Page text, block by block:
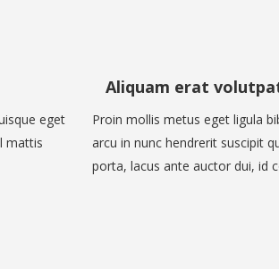
eget
mattis
Aliquam erat
Proin mollis metus eget ligula
arcu in nunc hendrerit suscipit
porta, lacus ante auctor dui, id